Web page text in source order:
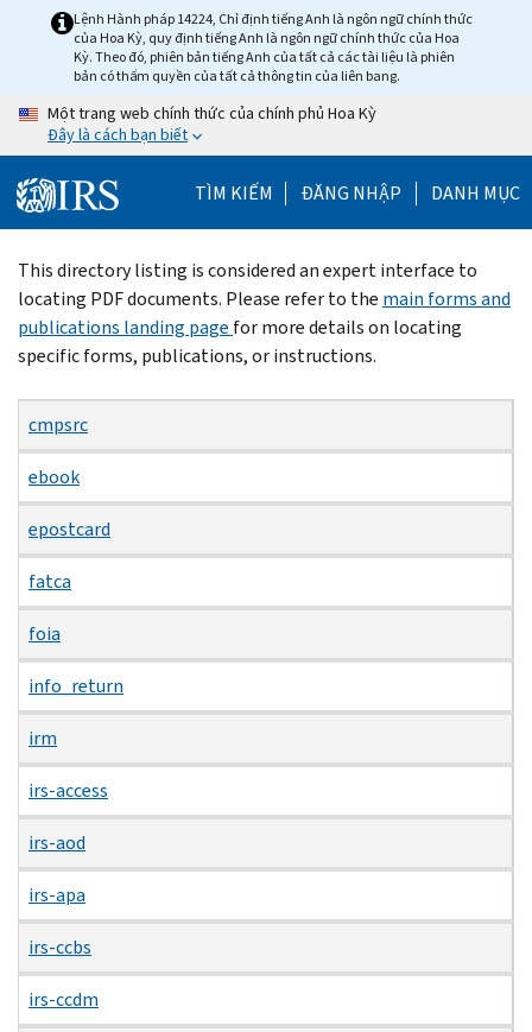
Lệnh Hành pháp 14224, Chỉ định tiếng Anh là ngôn ngữ chính thức
của Hoa Kỳ, quy định tiếng Anh là ngôn ngữ chính thức của Hoa
Kỳ. Theo đó, phiên bản tiếng Anh của tất cả các tài liệu là phiên
bản có thẩm quyền của tất cả thông tin của liên bang.
Một trang web chính thức của chính phủ Hoa Kỳ
Đây là cách bạn biết
TÌM KIẾM ĐĂNG NHẬP DANH MỤC
Beginning
of
main
content
This directory listing is considered an expert interface to
locating PDF documents. Please refer to the main forms and
publications landing page for more details on locating
specific forms, publications, or instructions.
cmpsrc
ebook
epostcard
fatca
foia
info_return
irm
irs-access
irs-aod
irs-apa
irs-ccbs
irs-ccdm